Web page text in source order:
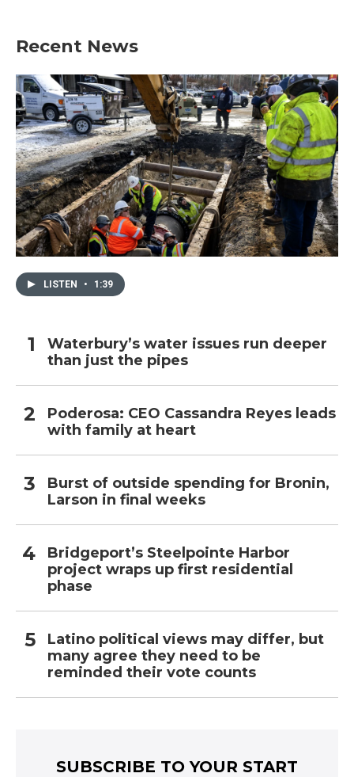
Recent News
LISTEN • 1:39
Waterbury’s water issues run deeper
than just the pipes
Poderosa: CEO Cassandra Reyes leads
with family at heart
Burst of outside spending for Bronin,
Larson in final weeks
Bridgeport’s Steelpointe Harbor
project wraps up first residential
phase
Latino political views may differ, but
many agree they need to be
reminded their vote counts
SUBSCRIBE TO YOUR START